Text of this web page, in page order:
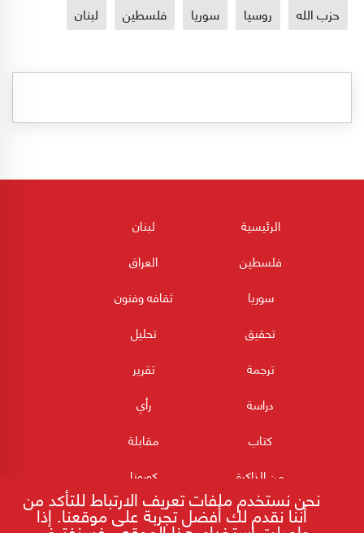
حزب الله روسيا سوريا فلسطين لبنان
الرئيسية
لبنان
فلسطين
العراق
سوريا
ثقافه وفنون
تحقيق
تحليل
ترجمة
تقرير
دراسة
رأي
كتاب
مقابلة
من الذاكرة
كورونا
نحن نستخدم ملفات تعريف الارتباط للتأكد من
أننا نقدم لك أفضل تجربة على موقعنا. إذا